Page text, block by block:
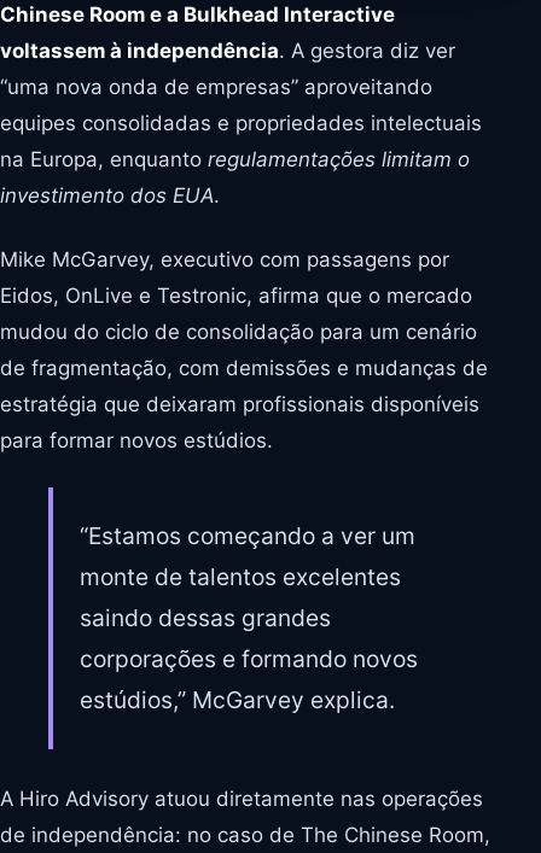
Chinese Room e a Bulkhead Interactive
voltassem à independência. A gestora diz ver
“uma nova onda de empresas” aproveitando
equipes consolidadas e propriedades intelectuais
na Europa, enquanto regulamentações limitam o
investimento dos EUA.
Mike McGarvey, executivo com passagens por
Eidos, OnLive e Testronic, afirma que o mercado
mudou do ciclo de consolidação para um cenário
de fragmentação, com demissões e mudanças de
estratégia que deixaram profissionais disponíveis
para formar novos estúdios.
“Estamos começando a ver um
monte de talentos excelentes
saindo dessas grandes
corporações e formando novos
estúdios,” McGarvey explica.
A Hiro Advisory atuou diretamente nas operações
de independência: no caso de The Chinese Room,